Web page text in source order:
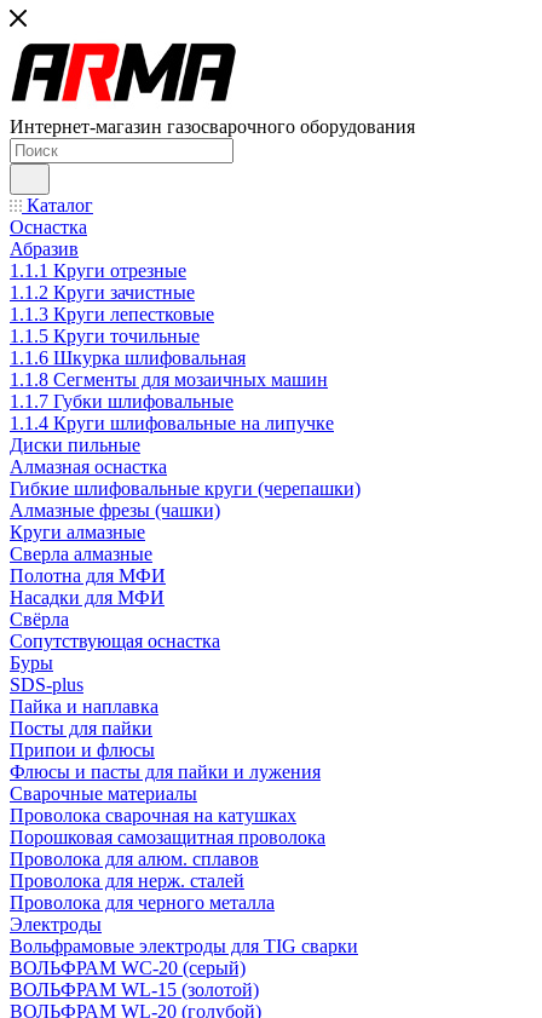
Интернет-магазин газосварочного оборудования
Каталог
Оснастка
Абразив
1.1.1 Круги отрезные
1.1.2 Круги зачистные
1.1.3 Круги лепестковые
1.1.5 Круги точильные
1.1.6 Шкурка шлифовальная
1.1.8 Сегменты для мозаичных машин
1.1.7 Губки шлифовальные
1.1.4 Круги шлифовальные на липучке
Диски пильные
Алмазная оснастка
Гибкие шлифовальные круги (черепашки)
Алмазные фрезы (чашки)
Круги алмазные
Сверла алмазные
Полотна для МФИ
Насадки для МФИ
Свёрла
Сопутствующая оснастка
Буры
SDS-plus
Пайка и наплавка
Посты для пайки
Припои и флюсы
Флюсы и пасты для пайки и лужения
Сварочные материалы
Проволока сварочная на катушках
Порошковая самозащитная проволока
Проволока для алюм. сплавов
Проволока для нерж. сталей
Проволока для черного металла
Электроды
Вольфрамовые электроды для TIG сварки
ВОЛЬФРАМ WC-20 (серый)
ВОЛЬФРАМ WL-15 (золотой)
ВОЛЬФРАМ WL-20 (голубой)